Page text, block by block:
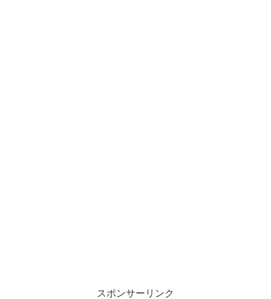
スポンサーリンク